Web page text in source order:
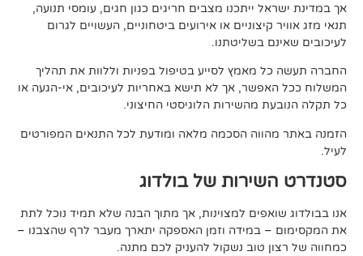
ייתכנו מצבים חריגים כגון חגים, עומסי תנועה,
או אירועים ביטחוניים, העשויים לגרום
בשליטתנו.
מאמץ לסייע בטיפול בפניות וללוות את תהליך
אך לא תישא באחריות לעיכובים, אי-הגעה או
מהשירות הלוגיסטי החיצוני.
הסכמה מלאה ומודעת לכל התנאים המפורטים
של בולדוג
למצוינות, אך מתוך הבנה שלא תמיד נוכל לתת
במידה וזמן האספקה יתארך מעבר לרף שהצבנו –
טוב נשקול להעניק לכם מתנה.